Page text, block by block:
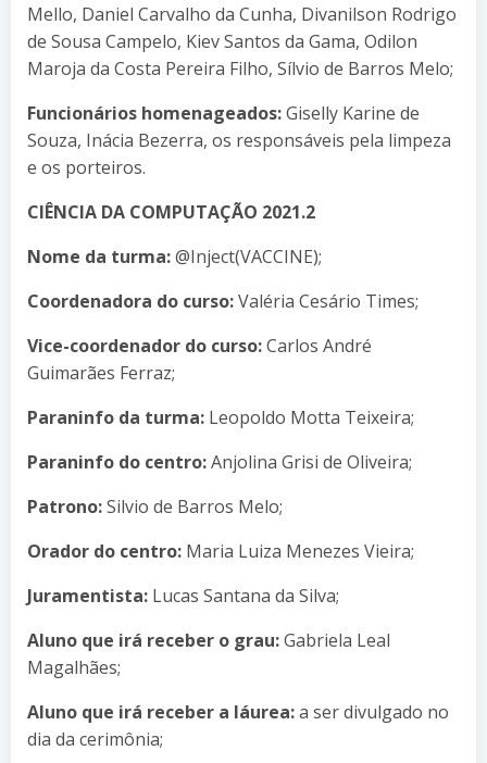
Mello, Daniel Carvalho da Cunha, Divanilson Rodrigo
de Sousa Campelo, Kiev Santos da Gama, Odilon
Maroja da Costa Pereira Filho, Sílvio de Barros Melo;
Funcionários homenageados:Giselly Karine de
Souza, Inácia Bezerra, os responsáveis pela limpeza
e os porteiros.
CIÊNCIA DA COMPUTAÇÃO 2021.2
Nome da turma:@Inject(VACCINE);
Coordenadora do curso:Valéria Cesário Times;
Vice-coordenador do curso:Carlos André
Guimarães Ferraz;
Paraninfo da turma: Leopoldo Motta Teixeira;
Paraninfo do centro:Anjolina Grisi de Oliveira;
Patrono:Silvio de Barros Melo;
Orador do centro: Maria Luiza Menezes Vieira;
Juramentista: Lucas Santana da Silva;
Aluno que irá receber o grau:Gabriela Leal
Magalhães;
Aluno que irá receber a láurea:a ser divulgado no
dia da cerimônia;